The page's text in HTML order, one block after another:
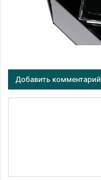
Добавить комментарий